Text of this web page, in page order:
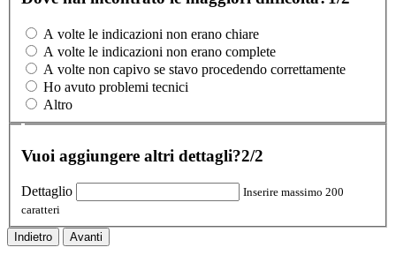
A volte le indicazioni non erano chiare
A volte le indicazioni non erano complete
A volte non capivo se stavo procedendo correttamente
Ho avuto problemi tecnici
Altro
Vuoi aggiungere altri dettagli?2/2
Dettaglio
Inserire massimo 200
caratteri
Indietro Avanti